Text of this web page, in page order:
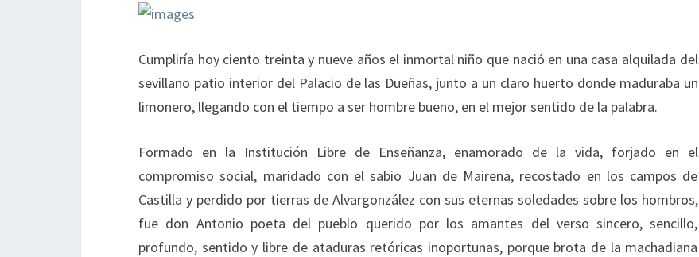
Cumpliría hoy ciento treinta y nueve años el inmortal niño que nació en una casa alquilada del
sevillano patio interior del Palacio de las Dueñas, junto a un claro huerto donde maduraba un
limonero, llegando con el tiempo a ser hombre bueno, en el mejor sentido de la palabra.
Formado en la Institución Libre de Enseñanza, enamorado de la vida, forjado en el
compromiso social, maridado con el sabio Juan de Mairena, recostado en los campos de
Castilla y perdido por tierras de Alvargonzález con sus eternas soledades sobre los hombros,
fue don Antonio poeta del pueblo querido por los amantes del verso sincero, sencillo,
profundo, sentido y libre de ataduras retóricas inoportunas, porque brota de la machadiana